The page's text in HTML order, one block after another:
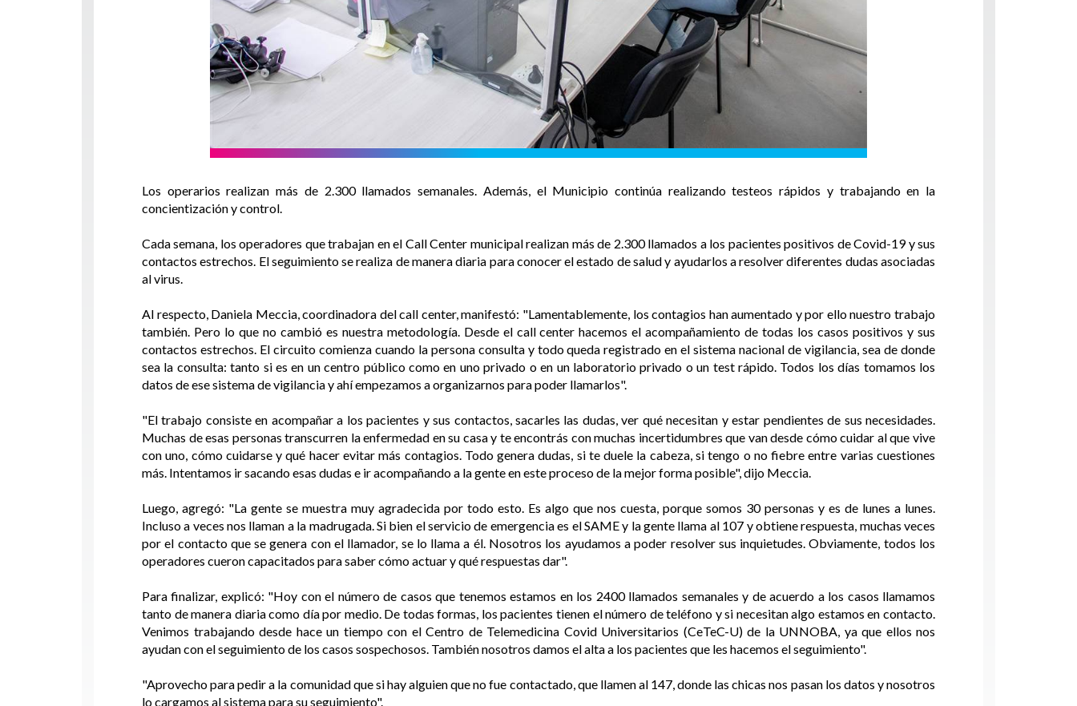
Los operarios realizan más de 2.300 llamados semanales. Además, el Municipio continúa realizando testeos rápidos y trabajando en la
concientización y control.
Cada semana, los operadores que trabajan en el Call Center municipal realizan más de 2.300 llamados a los pacientes positivos de Covid-19 y sus
contactos estrechos. El seguimiento se realiza de manera diaria para conocer el estado de salud y ayudarlos a resolver diferentes dudas asociadas
al virus.
Al respecto, Daniela Meccia, coordinadora del call center, manifestó: "Lamentablemente, los contagios han aumentado y por ello nuestro trabajo
también. Pero lo que no cambió es nuestra metodología. Desde el call center hacemos el acompañamiento de todas los casos positivos y sus
contactos estrechos. El circuito comienza cuando la persona consulta y todo queda registrado en el sistema nacional de vigilancia, sea de donde
sea la consulta: tanto si es en un centro público como en uno privado o en un laboratorio privado o un test rápido. Todos los días tomamos los
datos de ese sistema de vigilancia y ahí empezamos a organizarnos para poder llamarlos".
"El trabajo consiste en acompañar a los pacientes y sus contactos, sacarles las dudas, ver qué necesitan y estar pendientes de sus necesidades.
Muchas de esas personas transcurren la enfermedad en su casa y te encontrás con muchas incertidumbres que van desde cómo cuidar al que vive
con uno, cómo cuidarse y qué hacer evitar más contagios. Todo genera dudas, si te duele la cabeza, si tengo o no fiebre entre varias cuestiones
más. Intentamos ir sacando esas dudas e ir acompañando a la gente en este proceso de la mejor forma posible", dijo Meccia.
Luego, agregó: "La gente se muestra muy agradecida por todo esto. Es algo que nos cuesta, porque somos 30 personas y es de lunes a lunes.
Incluso a veces nos llaman a la madrugada. Si bien el servicio de emergencia es el SAME y la gente llama al 107 y obtiene respuesta, muchas veces
por el contacto que se genera con el llamador, se lo llama a él. Nosotros los ayudamos a poder resolver sus inquietudes. Obviamente, todos los
operadores cueron capacitados para saber cómo actuar y qué respuestas dar".
Para finalizar, explicó: "Hoy con el número de casos que tenemos estamos en los 2400 llamados semanales y de acuerdo a los casos llamamos
tanto de manera diaria como día por medio. De todas formas, los pacientes tienen el número de teléfono y si necesitan algo estamos en contacto.
Venimos trabajando desde hace un tiempo con el Centro de Telemedicina Covid Universitarios (CeTeC-U) de la UNNOBA, ya que ellos nos
ayudan con el seguimiento de los casos sospechosos. También nosotros damos el alta a los pacientes que les hacemos el seguimiento".
"Aprovecho para pedir a la comunidad que si hay alguien que no fue contactado, que llamen al 147, donde las chicas nos pasan los datos y nosotros
lo cargamos al sistema para su seguimiento".